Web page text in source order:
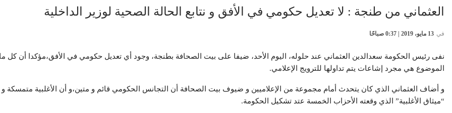
العثماني من طنجة : لا تعديل حكومي في الأفق و نتابع الحالة الصحية لوزير الداخلية
في 13 مايو، 2019 | 0:37 صباحًا
نفى رئيس الحكومة سعدالدين العثماني عند حلوله، اليوم الأحد، ضيفا على بيت الصحافة بطنجة، وجود أي تعديل حكومي في الأفق،مؤكدا أن كل
الموضوع هي مجرد إشاعات يتم تداولها للترويج الإعلامي.
و أضاف العثماني الذي كان يتحدث أمام مجموعة من الإعلاميين و ضيوف بيت الصحافة أن التجانس الحكومي قائم و متين،و أن الأغلبية متمسكة
“ميثاق الأغلبية” الذي وقعته الأحزاب الخمسة عتد تشكيل الحكومة.